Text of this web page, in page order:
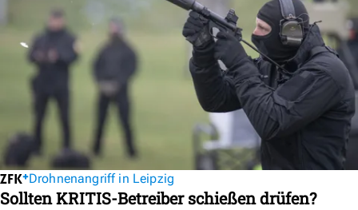
Drohnenangriff in Leipzig
Sollten KRITIS-Betreiber schießen drüfen?